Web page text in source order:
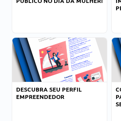
DESCUBRA SEU PERFIL
EMPREENDEDOR